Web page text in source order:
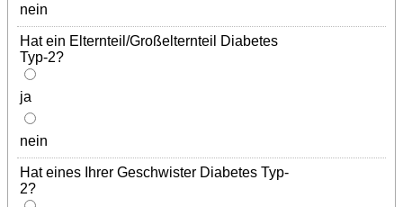
nein
Hat ein Elternteil/Großelternteil Diabetes
Typ-2?
ja
nein
Hat eines Ihrer Geschwister Diabetes Typ-
2?